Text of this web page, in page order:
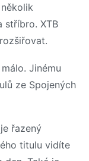
stříbro. XTB
Jinému
ze Spojených
řazený
titulu vidíte